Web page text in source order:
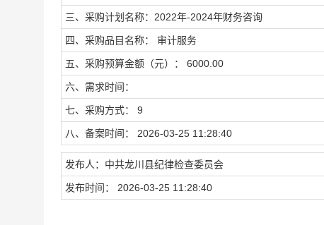
三、采购计划名称：2022年-2024年财务咨询
四、采购品目名称： 审计服务
五、采购预算金额（元）： 6000.00
六、需求时间：
七、采购方式： 9
八、备案时间： 2026-03-25 11:28:40
发布人：中共龙川县纪律检查委员会
发布时间： 2026-03-25 11:28:40